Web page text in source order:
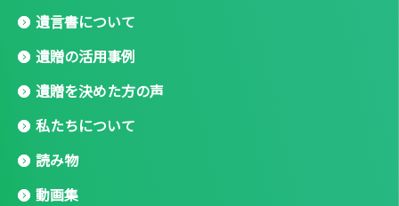
遺言書について
遺贈の活用事例
遺贈を決めた方の声
私たちについて
読み物
動画集